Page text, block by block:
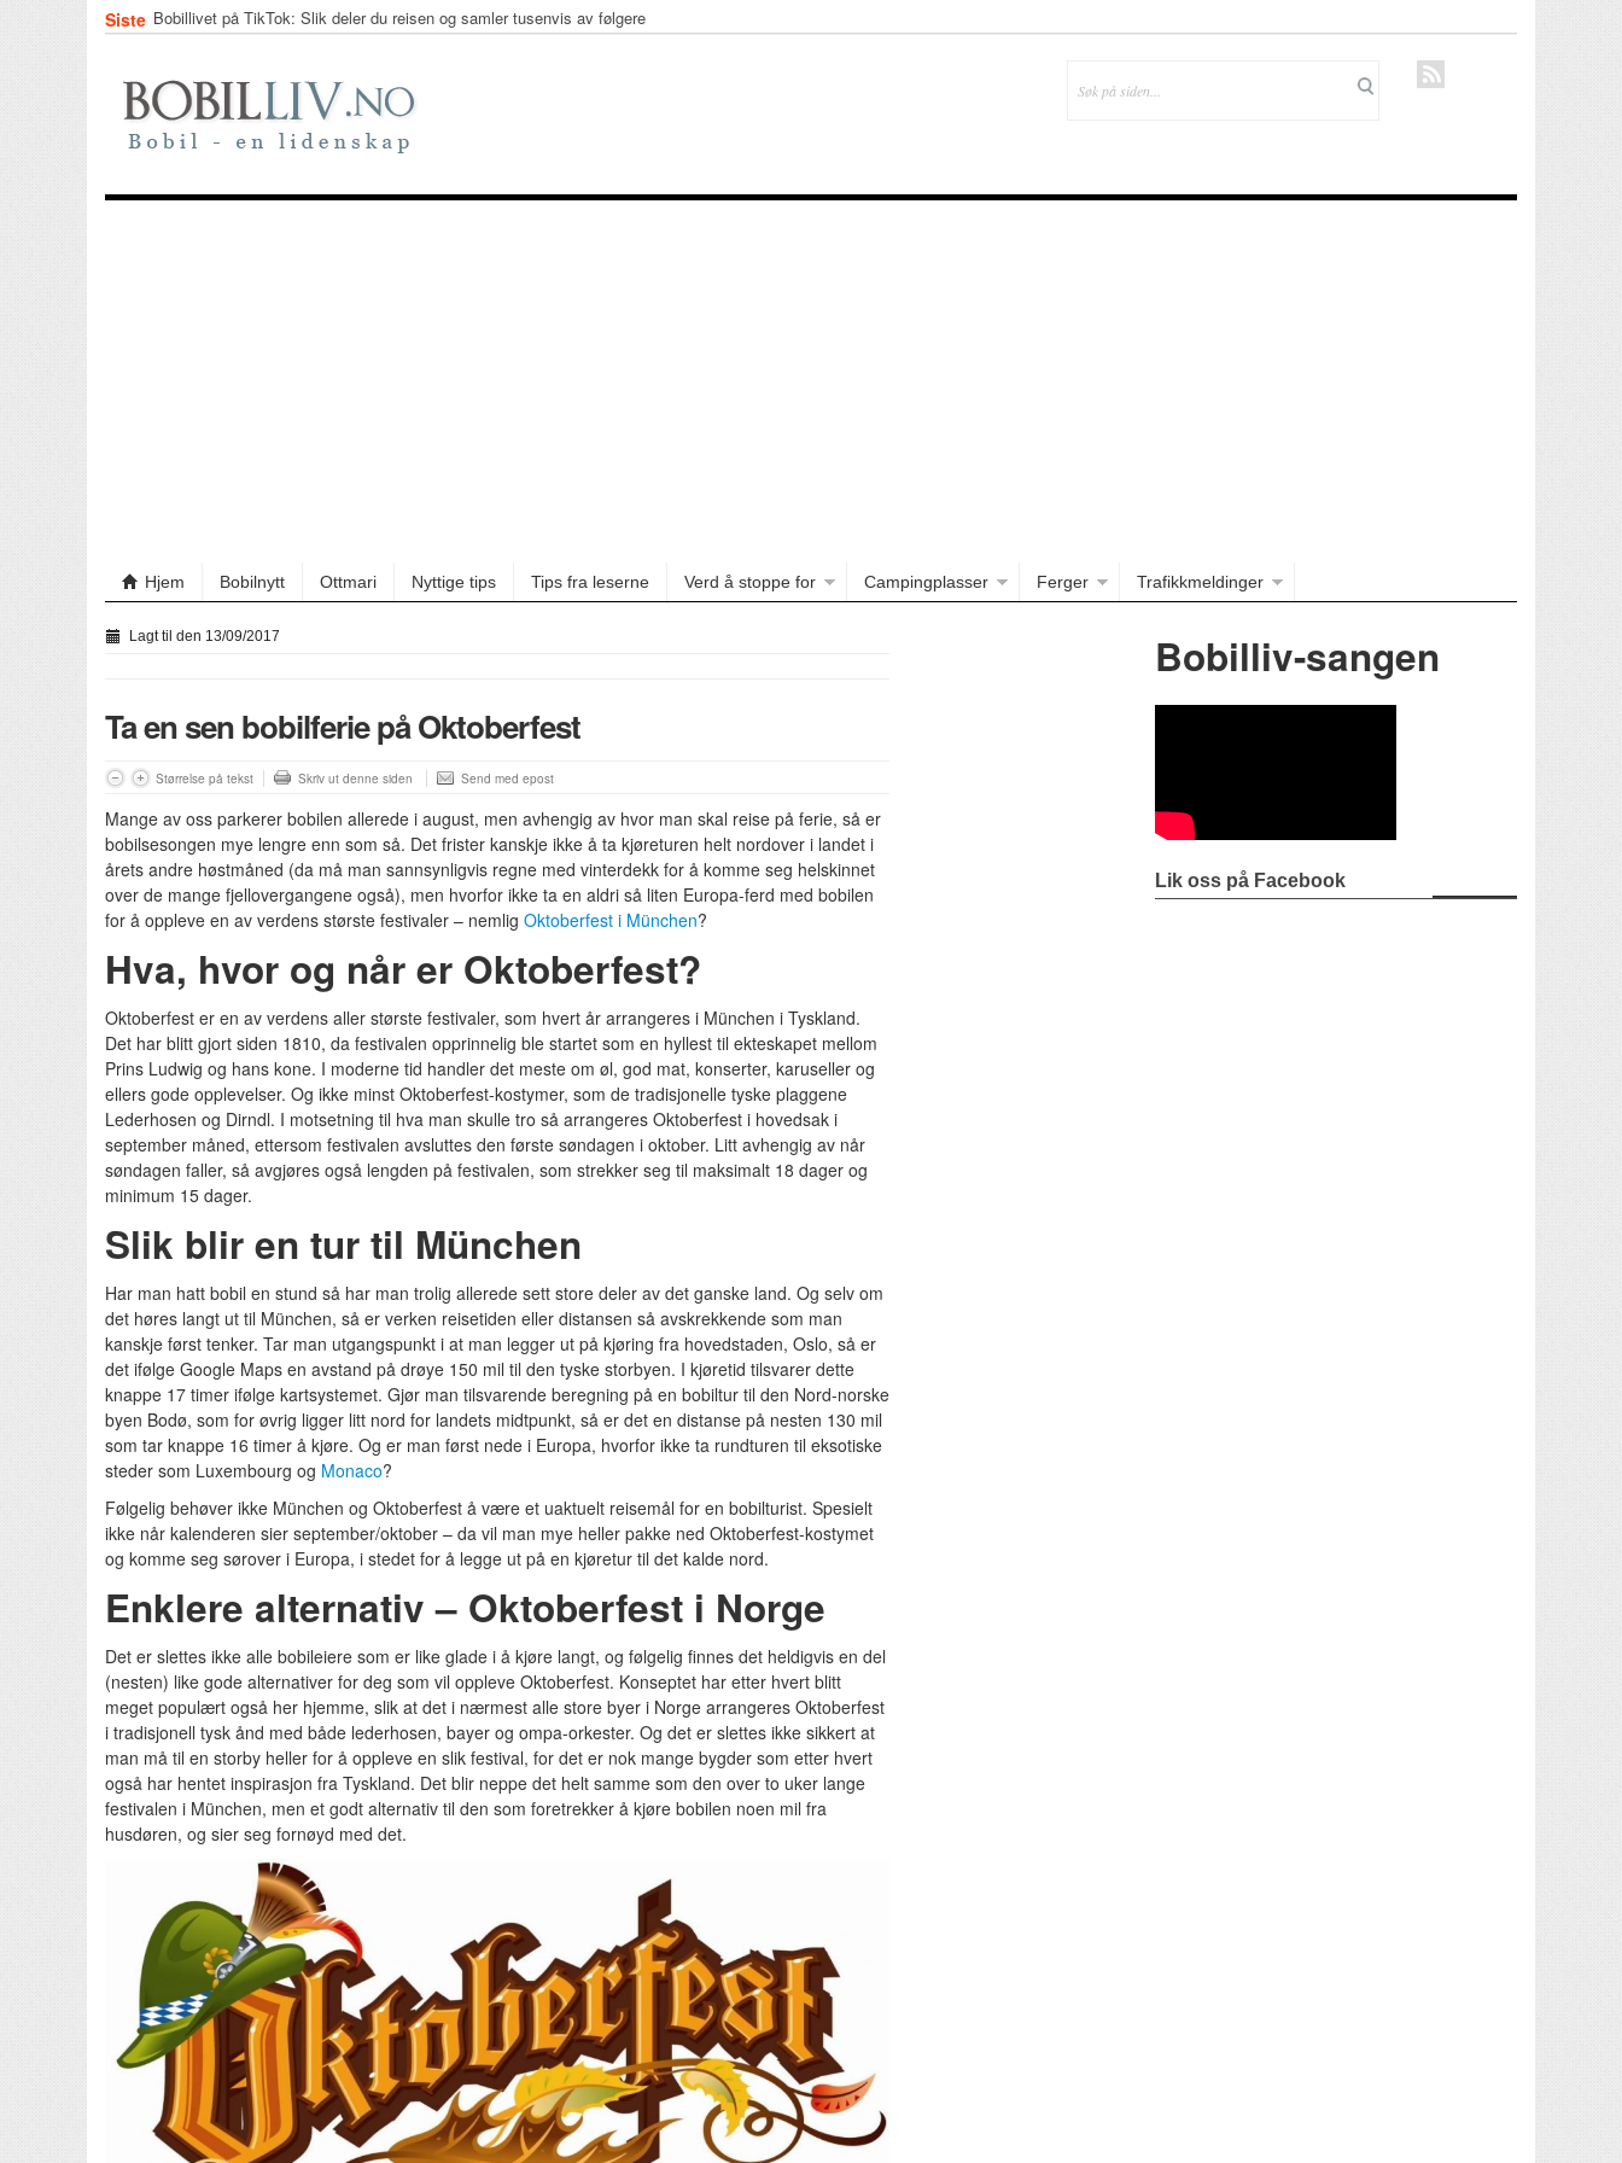
Siste Bobillivet på TikTok: Slik deler du reisen og samler tusenvis av følgere
underveis
Hjem Bobilnytt Ottmari Nyttige tips Tips fra leserne Verd å stoppe for Campingplasser Ferger Trafikkmeldinger
Lagt til den 13/09/2017
Ta en sen bobilferie på Oktoberfest
Størrelse på tekst Skriv ut denne siden Send med epost
Mange av oss parkerer bobilen allerede i august, men avhengig av hvor man skal reise på ferie, så er
bobilsesongen mye lengre enn som så. Det frister kanskje ikke å ta kjøreturen helt nordover i landet i
årets andre høstmåned (da må man sannsynligvis regne med vinterdekk for å komme seg helskinnet
over de mange fjellovergangene også), men hvorfor ikke ta en aldri så liten Europa-ferd med bobilen
for å oppleve en av verdens største festivaler – nemlig Oktoberfest i München?
Hva, hvor og når er Oktoberfest?
Oktoberfest er en av verdens aller største festivaler, som hvert år arrangeres i München i Tyskland.
Det har blitt gjort siden 1810, da festivalen opprinnelig ble startet som en hyllest til ekteskapet mellom
Prins Ludwig og hans kone. I moderne tid handler det meste om øl, god mat, konserter, karuseller og
ellers gode opplevelser. Og ikke minst Oktoberfest-kostymer, som de tradisjonelle tyske plaggene
Lederhosen og Dirndl. I motsetning til hva man skulle tro så arrangeres Oktoberfest i hovedsak i
september måned, ettersom festivalen avsluttes den første søndagen i oktober. Litt avhengig av når
søndagen faller, så avgjøres også lengden på festivalen, som strekker seg til maksimalt 18 dager og
minimum 15 dager.
Slik blir en tur til München
Har man hatt bobil en stund så har man trolig allerede sett store deler av det ganske land. Og selv om
det høres langt ut til München, så er verken reisetiden eller distansen så avskrekkende som man
kanskje først tenker. Tar man utgangspunkt i at man legger ut på kjøring fra hovedstaden, Oslo, så er
det ifølge Google Maps en avstand på drøye 150 mil til den tyske storbyen. I kjøretid tilsvarer dette
knappe 17 timer ifølge kartsystemet. Gjør man tilsvarende beregning på en bobiltur til den Nord-norske
byen Bodø, som for øvrig ligger litt nord for landets midtpunkt, så er det en distanse på nesten 130 mil
som tar knappe 16 timer å kjøre. Og er man først nede i Europa, hvorfor ikke ta rundturen til eksotiske
steder som Luxembourg og Monaco?
Følgelig behøver ikke München og Oktoberfest å være et uaktuelt reisemål for en bobilturist. Spesielt
ikke når kalenderen sier september/oktober – da vil man mye heller pakke ned Oktoberfest-kostymet
og komme seg sørover i Europa, i stedet for å legge ut på en kjøretur til det kalde nord.
Enklere alternativ – Oktoberfest i Norge
Det er slettes ikke alle bobileiere som er like glade i å kjøre langt, og følgelig finnes det heldigvis en del
(nesten) like gode alternativer for deg som vil oppleve Oktoberfest. Konseptet har etter hvert blitt
meget populært også her hjemme, slik at det i nærmest alle store byer i Norge arrangeres Oktoberfest
i tradisjonell tysk ånd med både lederhosen, bayer og ompa-orkester. Og det er slettes ikke sikkert at
man må til en storby heller for å oppleve en slik festival, for det er nok mange bygder som etter hvert
også har hentet inspirasjon fra Tyskland. Det blir neppe det helt samme som den over to uker lange
festivalen i München, men et godt alternativ til den som foretrekker å kjøre bobilen noen mil fra
husdøren, og sier seg fornøyd med det.
Bobilliv-sangen
Lik oss på Facebook